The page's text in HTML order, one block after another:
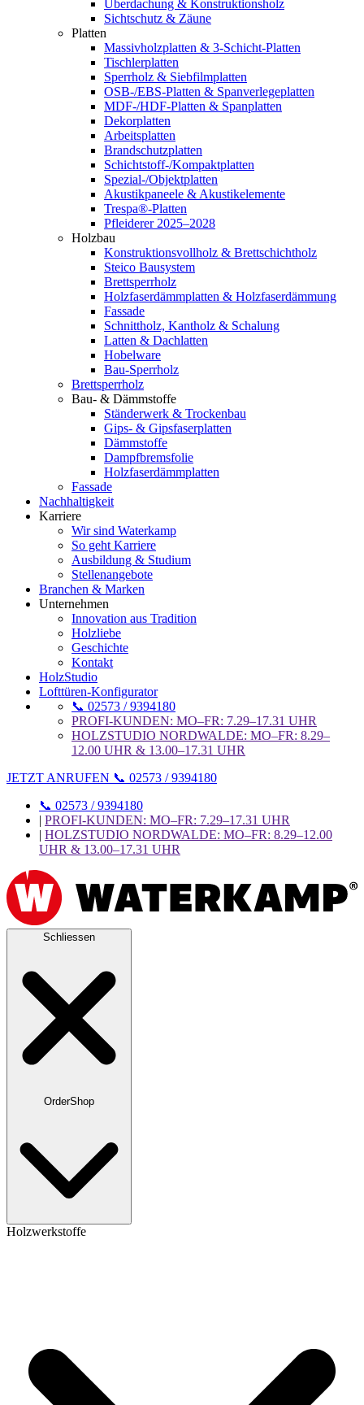
Überdachung & Konstruktionsholz
Sichtschutz & Zäune
Platten
Massivholzplatten & 3-Schicht-Platten
Tischlerplatten
Sperrholz & Siebfilmplatten
OSB-/EBS-Platten & Spanverlegeplatten
MDF-/HDF-Platten & Spanplatten
Dekorplatten
Arbeitsplatten
Brandschutzplatten
Schichtstoff-/Kompaktplatten
Spezial-/Objektplatten
Akustikpaneele & Akustikelemente
Trespa®-Platten
Pfleiderer 2025–2028
Holzbau
Konstruktionsvollholz & Brettschichtholz
Steico Bausystem
Brettsperrholz
Holzfaserdämmplatten & Holzfaserdämmung
Fassade
Schnittholz, Kantholz & Schalung
Latten & Dachlatten
Hobelware
Bau-Sperrholz
Brettsperrholz
Bau- & Dämmstoffe
Ständerwerk & Trockenbau
Gips- & Gipsfaserplatten
Dämmstoffe
Dampfbremsfolie
Holzfaserdämmplatten
Fassade
Nachhaltigkeit
Karriere
Wir sind Waterkamp
So geht Karriere
Ausbildung & Studium
Stellenangebote
Branchen & Marken
Unternehmen
Innovation aus Tradition
Holzliebe
Geschichte
Kontakt
HolzStudio
Lofttüren-Konfigurator
📞 02573 / 9394180
PROFI-KUNDEN: MO–FR: 7.29–17.31 UHR
HOLZSTUDIO NORDWALDE: MO–FR: 8.29–
12.00 UHR & 13.00–17.31 UHR
JETZT ANRUFEN 📞 02573 / 9394180
📞 02573 / 9394180
| PROFI-KUNDEN: MO–FR: 7.29–17.31 UHR
| HOLZSTUDIO NORDWALDE: MO–FR: 8.29–12.00
UHR & 13.00–17.31 UHR
Schliessen
OrderShop
Holzwerkstoffe